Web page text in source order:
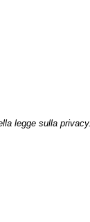
legge sulla privacy.